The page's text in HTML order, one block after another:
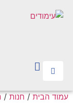
עמוד הבית / חנות /